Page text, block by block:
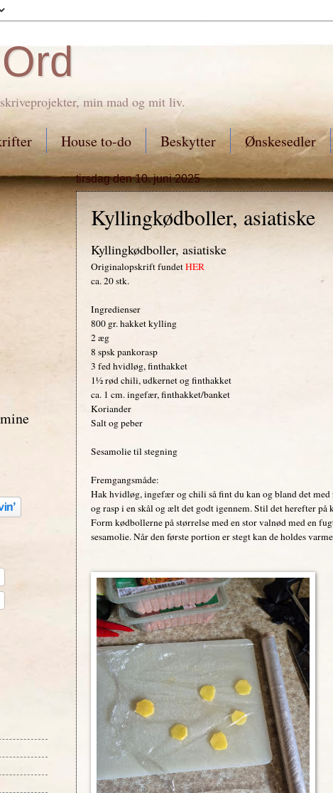
min mad og mit liv.
House to-do Beskytter Ønskesedler
tirsdag den 10. juni 2025
Kyllingkødboller, asiatiske
Kyllingkødboller, asiatiske
Originalopskrift fundetHER
ca. 20 stk.
Ingredienser
800 gr. hakket kylling
2 æg
8 spsk pankorasp
3 fed hvidløg, finthakket
1½ rød chili, udkernet og finthakket
ca. 1 cm. ingefær, finthakket/banket
Koriander
Salt og peber
Sesamolie til stegning
Fremgangsmåde:
Hak hvidløg, ingefær og chili så fint du kan og bland det med
og rasp i en skål og ælt det godt igennem. Stil det herefter på
Form kødbollerne på størrelse med en stor valnød med en
sesamolie. Når den første portion er stegt kan de holdes